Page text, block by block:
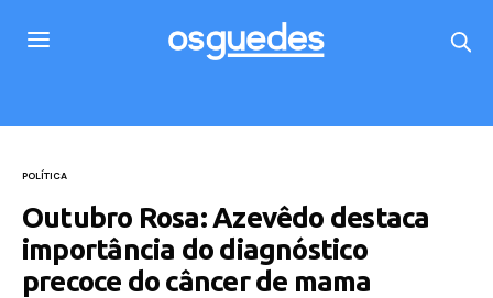
POLÍTICA
Outubro Rosa: Azevêdo destaca
importância do diagnóstico
precoce do câncer de mama